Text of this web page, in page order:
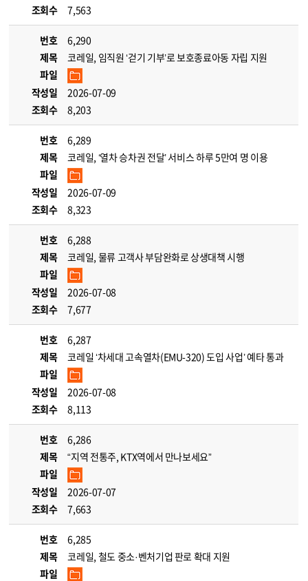
조회수
7,563
번호
6,290
제목
코레일, 임직원 ‘걷기 기부’로 보호종료아동 자립 지원
파일
작성일
2026-07-09
조회수
8,203
번호
6,289
제목
코레일, ‘열차 승차권 전달’ 서비스 하루 5만여 명 이용
파일
작성일
2026-07-09
조회수
8,323
번호
6,288
제목
코레일, 물류 고객사 부담완화로 상생대책 시행
파일
작성일
2026-07-08
조회수
7,677
번호
6,287
제목
코레일 ‘차세대 고속열차(EMU-320) 도입 사업’ 예타 통과
파일
작성일
2026-07-08
조회수
8,113
번호
6,286
제목
“지역 전통주, KTX역에서 만나보세요”
파일
작성일
2026-07-07
조회수
7,663
번호
6,285
제목
코레일, 철도 중소·벤처기업 판로 확대 지원
파일